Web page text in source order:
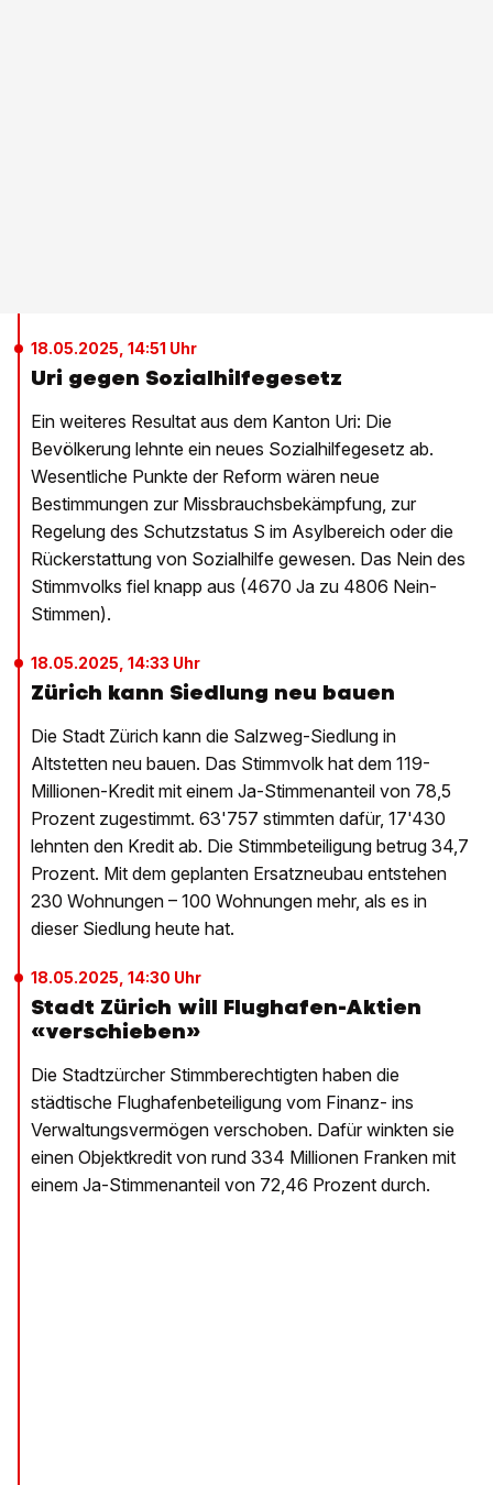
18.05.2025, 14:51 Uhr
Uri gegen Sozialhilfegesetz
Ein weiteres Resultat aus dem Kanton Uri: Die
Bevölkerung lehnte ein neues Sozialhilfegesetz ab.
Wesentliche Punkte der Reform wären neue
Bestimmungen zur Missbrauchsbekämpfung, zur
Regelung des Schutzstatus S im Asylbereich oder die
Rückerstattung von Sozialhilfe gewesen. Das Nein des
Stimmvolks fiel knapp aus (4670 Ja zu 4806 Nein-
Stimmen).
18.05.2025, 14:33 Uhr
Zürich kann Siedlung neu bauen
Die Stadt Zürich kann die Salzweg-Siedlung in
Altstetten neu bauen. Das Stimmvolk hat dem 119-
Millionen-Kredit mit einem Ja-Stimmenanteil von 78,5
Prozent zugestimmt. 63'757 stimmten dafür, 17'430
lehnten den Kredit ab. Die Stimmbeteiligung betrug 34,7
Prozent. Mit dem geplanten Ersatzneubau entstehen
230 Wohnungen – 100 Wohnungen mehr, als es in
dieser Siedlung heute hat.
18.05.2025, 14:30 Uhr
Stadt Zürich will Flughafen-Aktien
«verschieben»
Die Stadtzürcher Stimmberechtigten haben die
städtische Flughafenbeteiligung vom Finanz- ins
Verwaltungsvermögen verschoben. Dafür winkten sie
einen Objektkredit von rund 334 Millionen Franken mit
einem Ja-Stimmenanteil von 72,46 Prozent durch.